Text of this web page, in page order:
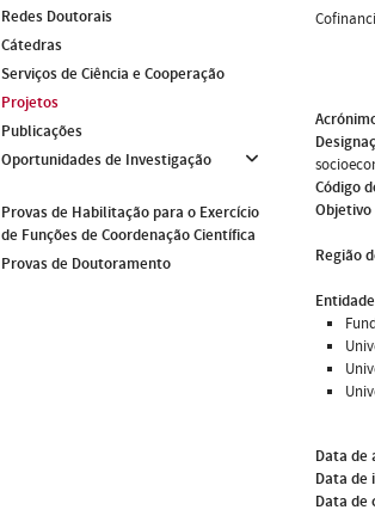
Redes Doutorais
Cátedras
Serviços de Ciência e Cooperação
Projetos
Publicações
Oportunidades de Investigação
Provas de Habilitação para o Exercício
de Funções de Coordenação Científica
Provas de Doutoramento
Código
Região
Data de
Data de
Data de